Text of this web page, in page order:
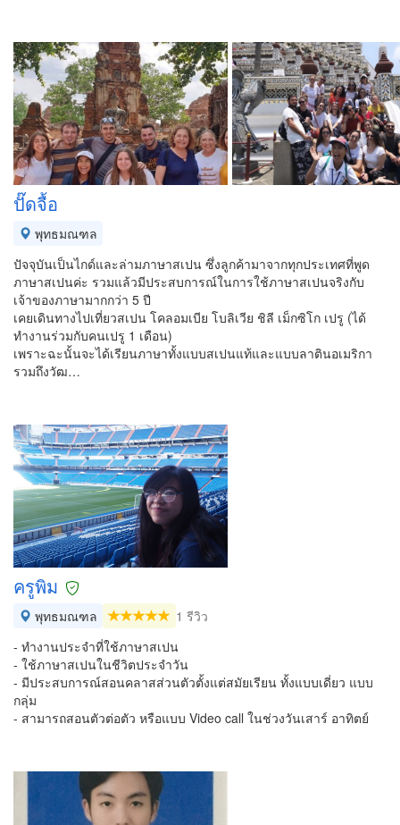
ปั๊ดจื้อ
พุทธมณฑล
ปัจจุบันเป็นไกด์และล่ามภาษาสเปน ซึ่งลูกค้ามาจากทุกประเทศที่พูด
ภาษาสเปนค่ะ รวมแล้วมีประสบการณ์ในการใช้ภาษาสเปนจริงกับ
เจ้าของภาษามากกว่า 5 ปี
เคยเดินทางไปเที่ยวสเปน โคลอมเบีย โบลิเวีย ชิลี เม็กซิโก เปรู (ได้
ทำงานร่วมกับคนเปรู 1 เดือน)
เพราะฉะนั้นจะได้เรียนภาษาทั้งแบบสเปนแท้และแบบลาตินอเมริกา
รวมถึงวัฒ…
ครูพิม
พุทธมณฑล
1 รีวิว
- ทำงานประจำที่ใช้ภาษาสเปน
- ใช้ภาษาสเปนในชีวิตประจำวัน
- มีประสบการณ์สอนคลาสส่วนตัวตั้งแต่สมัยเรียน ทั้งแบบเดี่ยว แบบ
กลุ่ม
- สามารถสอนตัวต่อตัว หรือแบบ Video call ในช่วงวันเสาร์ อาทิตย์